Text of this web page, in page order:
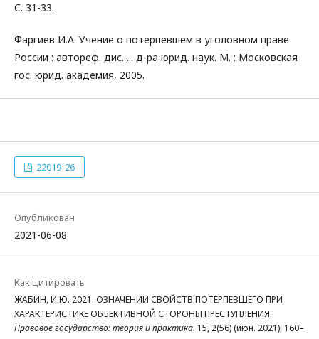
С. 31-33.
Фаргиев И.А. Учение о потерпевшем в уголовном праве
России : автореф. дис. ... д-ра юрид. наук. М. : Московская
гос. юрид. академия, 2005.
22019-26
Опубликован
2021-06-08
Как цитировать
ЖАБИН, И.Ю. 2021. ОЗНАЧЕНИИ СВОЙСТВ ПОТЕРПЕВШЕГО ПРИ
ХАРАКТЕРИСТИКЕ ОБЪЕКТИВНОЙ СТОРОНЫ ПРЕСТУПЛЕНИЯ.
Правовое государство: теория и практика. 15, 2(56) (июн. 2021), 160–